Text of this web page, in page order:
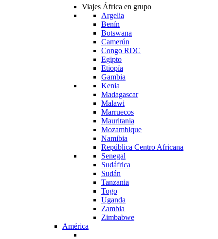
Viajes África en grupo
Argelia
Benín
Botswana
Camerún
Congo RDC
Egipto
Etiopía
Gambia
Kenia
Madagascar
Malawi
Marruecos
Mauritania
Mozambique
Namibia
República Centro Africana
Senegal
Sudáfrica
Sudán
Tanzania
Togo
Uganda
Zambia
Zimbabwe
América